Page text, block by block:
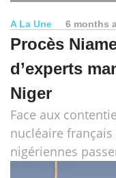
A La Une 6 months
Procès
d’experts
Niger
Face aux
nucléaire
nigériennes